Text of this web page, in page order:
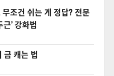
조건 쉬는 게 정답? 전문
’ 강화법
금 캐는 법